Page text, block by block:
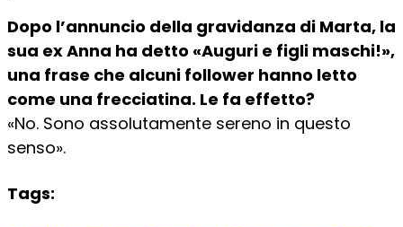
Dopo l’annuncio della gravidanza di Marta, la
sua ex Anna ha detto «Auguri e figli maschi!»,
una frase che alcuni follower hanno letto
come una frecciatina. Le fa effetto?
«No. Sono assolutamente sereno in questo
senso».
Tags: